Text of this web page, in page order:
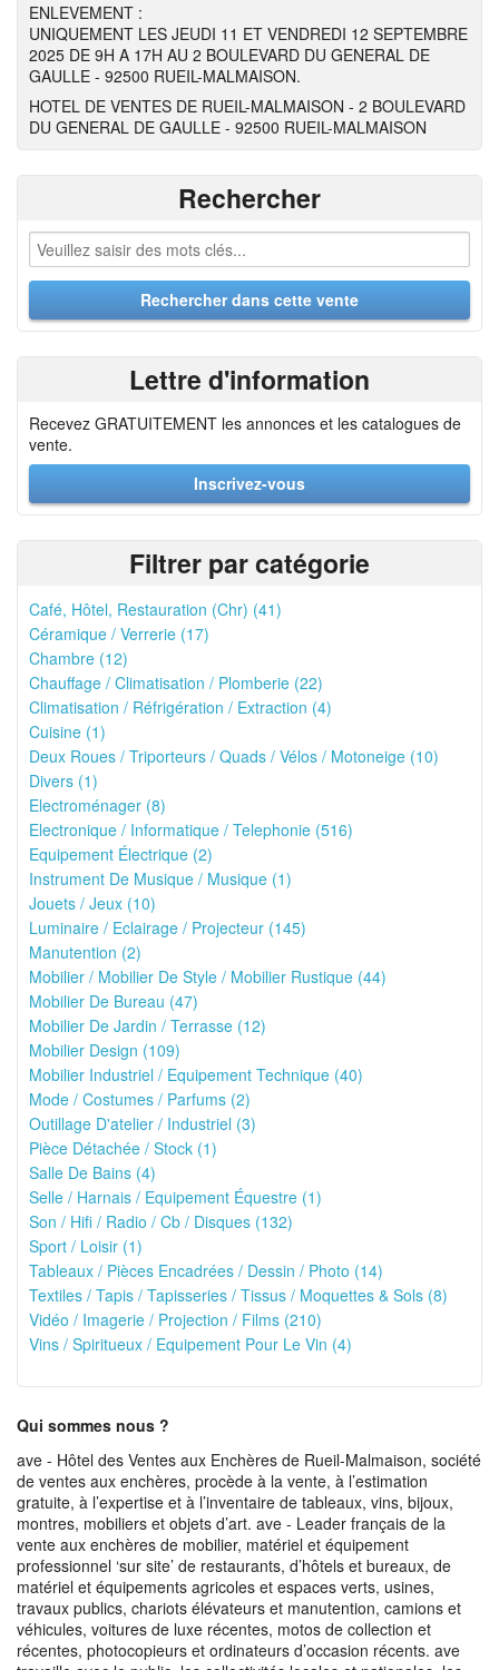
ENLEVEMENT :
UNIQUEMENT LES JEUDI 11 ET VENDREDI 12 SEPTEMBRE
2025 DE 9H A 17H AU 2 BOULEVARD DU GENERAL DE
GAULLE - 92500 RUEIL-MALMAISON.
HOTEL DE VENTES DE RUEIL-MALMAISON - 2 BOULEVARD
DU GENERAL DE GAULLE - 92500 RUEIL-MALMAISON
Rechercher
Lettre d'information
Recevez GRATUITEMENT les annonces et les catalogues de
vente.
Inscrivez-vous
Filtrer par catégorie
Café, Hôtel, Restauration (Chr) (41)
Céramique / Verrerie (17)
Chambre (12)
Chauffage / Climatisation / Plomberie (22)
Climatisation / Réfrigération / Extraction (4)
Cuisine (1)
Deux Roues / Triporteurs / Quads / Vélos / Motoneige (10)
Divers (1)
Electroménager (8)
Electronique / Informatique / Telephonie (516)
Equipement Électrique (2)
Instrument De Musique / Musique (1)
Jouets / Jeux (10)
Luminaire / Eclairage / Projecteur (145)
Manutention (2)
Mobilier / Mobilier De Style / Mobilier Rustique (44)
Mobilier De Bureau (47)
Mobilier De Jardin / Terrasse (12)
Mobilier Design (109)
Mobilier Industriel / Equipement Technique (40)
Mode / Costumes / Parfums (2)
Outillage D'atelier / Industriel (3)
Pièce Détachée / Stock (1)
Salle De Bains (4)
Selle / Harnais / Equipement Équestre (1)
Son / Hifi / Radio / Cb / Disques (132)
Sport / Loisir (1)
Tableaux / Pièces Encadrées / Dessin / Photo (14)
Textiles / Tapis / Tapisseries / Tissus / Moquettes & Sols (8)
Vidéo / Imagerie / Projection / Films (210)
Vins / Spiritueux / Equipement Pour Le Vin (4)
Qui sommes nous ?
ave - Hôtel des Ventes aux Enchères de Rueil-Malmaison, société
de ventes aux enchères, procède à la vente, à l’estimation
gratuite, à l’expertise et à l’inventaire de tableaux, vins, bijoux,
montres, mobiliers et objets d’art. ave - Leader français de la
vente aux enchères de mobilier, matériel et équipement
professionnel ‘sur site’ de restaurants, d’hôtels et bureaux, de
matériel et équipements agricoles et espaces verts, usines,
travaux publics, chariots élévateurs et manutention, camions et
véhicules, voitures de luxe récentes, motos de collection et
récentes, photocopieurs et ordinateurs d’occasion récents. ave